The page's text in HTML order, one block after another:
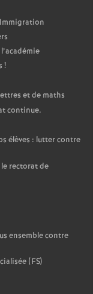
d
d
e
g
r
r
l
!
et de maths
continue.
élèves : lutter contre
rectorat de
ensemble contre
(FS)